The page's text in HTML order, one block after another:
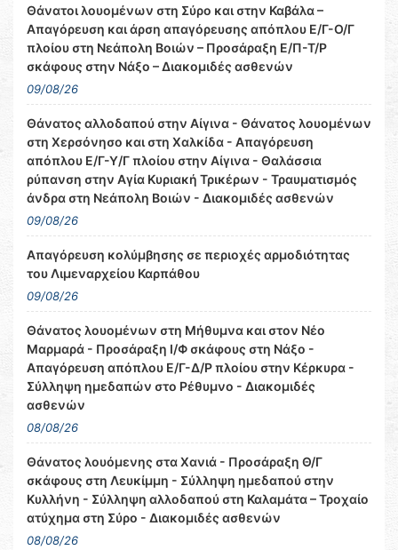
Θάνατοι λουομένων στη Σύρο και στην Καβάλα –
Απαγόρευση και άρση απαγόρευσης απόπλου Ε/Γ-Ο/Γ
πλοίου στη Νεάπολη Βοιών – Προσάραξη Ε/Π-Τ/Ρ
σκάφους στην Νάξο – Διακομιδές ασθενών
09/08/26
Θάνατος αλλοδαπού στην Αίγινα - Θάνατος λουομένων
στη Χερσόνησο και στη Χαλκίδα - Απαγόρευση
απόπλου Ε/Γ-Υ/Γ πλοίου στην Αίγινα - Θαλάσσια
ρύπανση στην Αγία Κυριακή Τρικέρων - Τραυματισμός
άνδρα στη Νεάπολη Βοιών - Διακομιδές ασθενών
09/08/26
Απαγόρευση κολύμβησης σε περιοχές αρμοδιότητας
του Λιμεναρχείου Καρπάθου
09/08/26
Θάνατος λουομένων στη Μήθυμνα και στον Νέο
Μαρμαρά - Προσάραξη Ι/Φ σκάφους στη Νάξο -
Απαγόρευση απόπλου Ε/Γ-Δ/Ρ πλοίου στην Κέρκυρα -
Σύλληψη ημεδαπών στο Ρέθυμνο - Διακομιδές
ασθενών
08/08/26
Θάνατος λουόμενης στα Χανιά - Προσάραξη Θ/Γ
σκάφους στη Λευκίμμη - Σύλληψη ημεδαπού στην
Κυλλήνη - Σύλληψη αλλοδαπού στη Καλαμάτα – Τροχαίο
ατύχημα στη Σύρο - Διακομιδές ασθενών
08/08/26